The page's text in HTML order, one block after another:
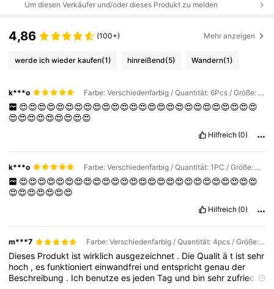
Um diesen Verkäufer und/oder dieses Produkt zu melden
4,86 (100+) Mehr anzeigen
werde ich wieder kaufen(1) hinreißend(5) Wandern(1)
k***o Farbe: Verschiedenfarbig / Quantität: 6Pcs / Größe: 38cm Round
😍😍😍😍😍😍😍😍😍😍😍😍😍😍😍😍😍😍😍😍😍😍😍😍😍😍
😍😍😍😍😍😍😍😍😍
Hilfreich (0)
k***o Farbe: Verschiedenfarbig / Quantität: 1PC / Größe: 38cm Round
😍😍😍😍😍😍😍😍😍😍😍😍😍😍😍😍😍😍😍😍😍😍😍😍😍😍
😍😍😍😍😍😍😍
Hilfreich (0)
m***7 Farbe: Verschiedenfarbig / Quantität: 4pcs / Größe: 38cm Round
Dieses Produkt istwirklichausgezeichnet . DieQualität istsehr
hoch ,esfunktionierteinwandfrei undentsprichtgenauder
Beschreibung . Ich benutzees jedenTag und binsehr zufrieden